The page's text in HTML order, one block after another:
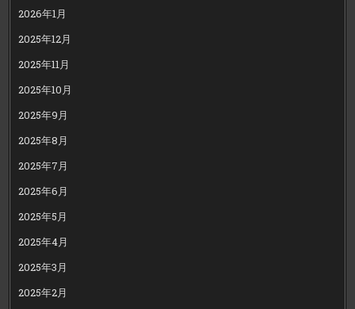
2026年1月
2025年12月
2025年11月
2025年10月
2025年9月
2025年8月
2025年7月
2025年6月
2025年5月
2025年4月
2025年3月
2025年2月